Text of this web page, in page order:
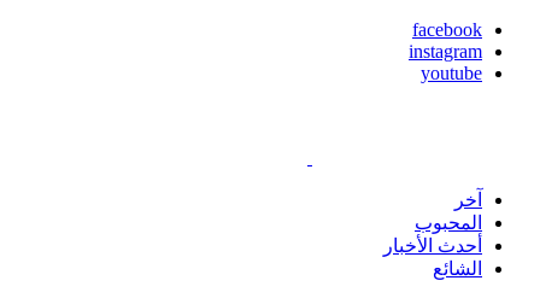
facebook
instagram
youtube
آخر
المحبوب
أحدث الأخبار
الشائع